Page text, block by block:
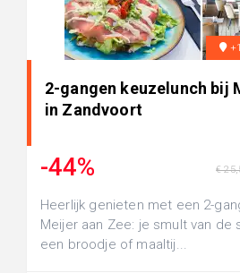
2-gangen keuzelunch bij
in Zandvoort
-44% €
Heerlijk genieten met een 2-
Meijer aan Zee: je smult van de
een broodje of maaltij...